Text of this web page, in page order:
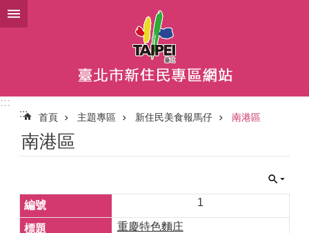
跳到主要內容區塊
:::
:::
首頁 主題專區 新住民美食報馬仔 南港區
南港區
1
重慶特色麵庄